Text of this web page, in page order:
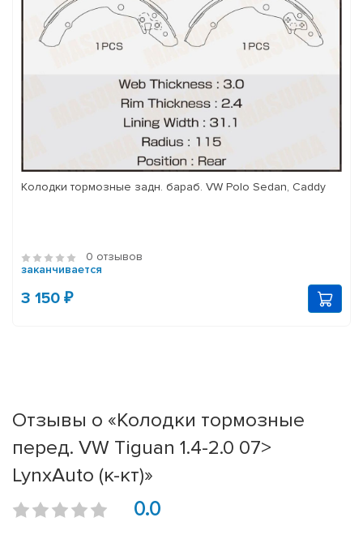
Колодки тормозные задн. бараб. VW Polo Sedan, Caddy
0 отзывов
заканчивается
3 150 ₽
Отзывы о «Колодки тормозные
перед. VW Tiguan 1.4-2.0 07>
LynxAuto (к-кт)»
0.0